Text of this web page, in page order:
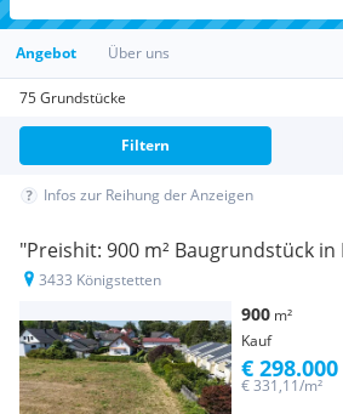
Angebot Über uns
75 Grundstücke
Filtern
Infos zur Reihung der Anzeigen
"Preishit: 900 m² Baugrundstück
3433 Königstetten
900 m²
Kauf
€ 331,11/m²
€ 298.000